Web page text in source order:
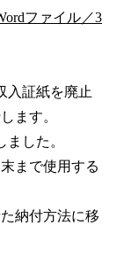
ファイル／3
入証紙を廃止
ます。
した。
まで使用する
納付方法に移